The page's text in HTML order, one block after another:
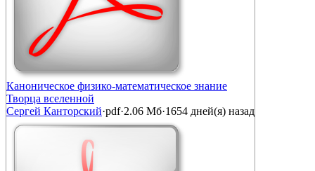
Каноническое физико-математическое знание
Творца вселенной
Сергей Канторский·pdf·2.06 Мб·1654 дней(я) назад